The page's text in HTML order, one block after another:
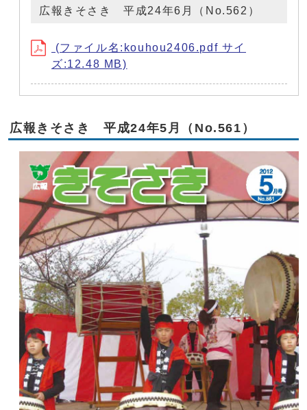
広報きそさき 平成24年6月（No.562）
(ファイル名:kouhou2406.pdf サイ
ズ:12.48 MB)
広報きそさき 平成24年5月（No.561）